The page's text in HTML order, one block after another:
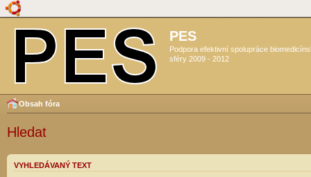
PES
Podpora efektivní spolupráce
sféry 2009 - 2012
Obsah fóra
Hledat
VYHLEDÁVANÝ TEXT